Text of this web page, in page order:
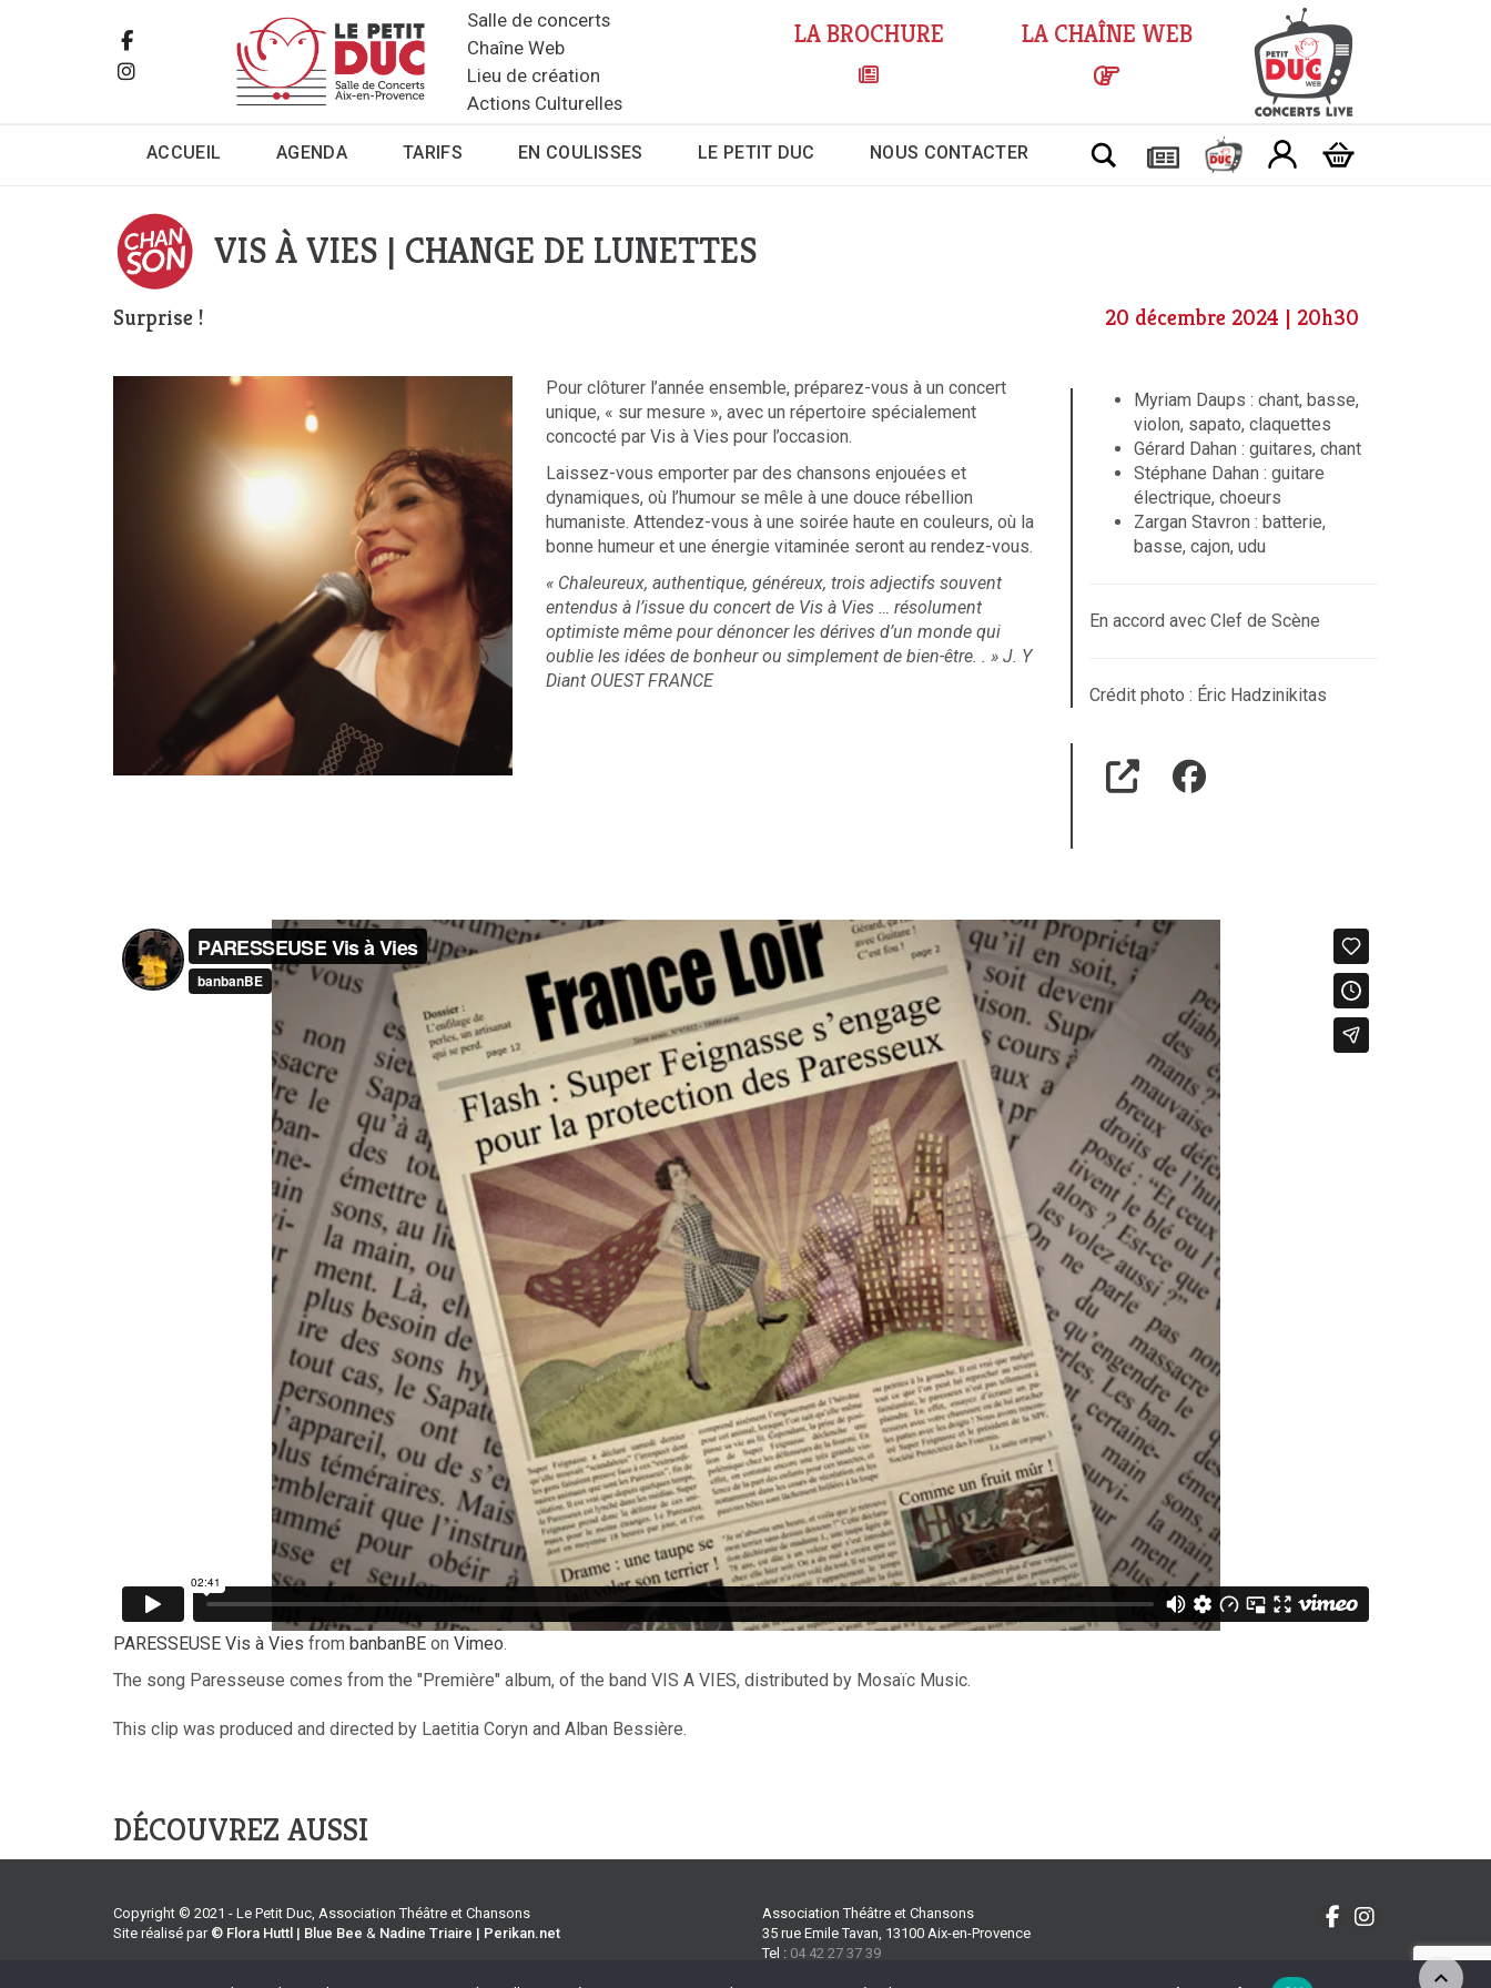
Salle de concerts
Chaîne Web
Lieu de création
Actions Culturelles
LA BROCHURE LA CHAÎNE WEB
ACCUEIL AGENDA TARIFS EN COULISSES LE PETIT DUC NOUS CONTACTER Chercher
VIS À VIES | CHANGE DE LUNETTES
Surprise ! 20 décembre 2024 | 20h30
Pour clôturer l’année ensemble, préparez-vous à un concert
unique, « sur mesure », avec un répertoire spécialement
concocté par Vis à Vies pour l’occasion.
Laissez-vous emporter par des chansons enjouées et
dynamiques, où l’humour se mêle à une douce rébellion
humaniste. Attendez-vous à une soirée haute en couleurs, où la
bonne humeur et une énergie vitaminée seront au rendez-vous.
« Chaleureux, authentique, généreux, trois adjectifs souvent
entendus à l’issue du concert de Vis à Vies … résolument
optimiste même pour dénoncer les dérives d’un monde qui
oublie les idées de bonheur ou simplement de bien-être. . » J. Y
Diant OUEST FRANCE
Myriam Daups : chant, basse,
violon, sapato, claquettes
Gérard Dahan : guitares, chant
Stéphane Dahan : guitare
électrique, choeurs
Zargan Stavron : batterie,
basse, cajon, udu
En accord avec Clef de Scène
Crédit photo : Éric Hadzinikitas
PARESSEUSE Vis à Vies from banbanBE on Vimeo.
The song Paresseuse comes from the "Première" album, of the band VIS A VIES, distributed by Mosaïc Music.
This clip was produced and directed by Laetitia Coryn and Alban Bessière.
DÉCOUVREZ AUSSI
Copyright © 2021 - Le Petit Duc, Association Théâtre et Chansons
Site réalisé par © Flora Huttl | Blue Bee & Nadine Triaire | Perikan.net
Association Théâtre et Chansons
35 rue Emile Tavan, 13100 Aix-en-Provence
Tel : 04 42 27 37 39